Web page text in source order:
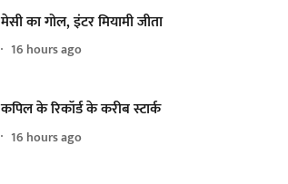
मेसी का गोल, इंटर मियामी जीता
16 hours ago
कपिल के रिकॉर्ड के करीब स्टार्क
16 hours ago